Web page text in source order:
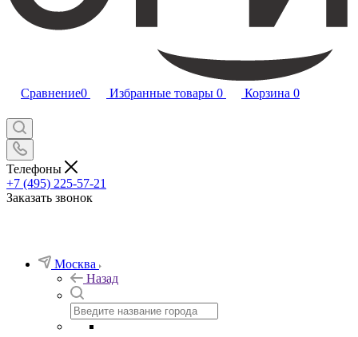
Сравнение0 Избранные товары 0 Корзина 0
Телефоны
+7 (495) 225-57-21
Заказать звонок
Москва
Назад